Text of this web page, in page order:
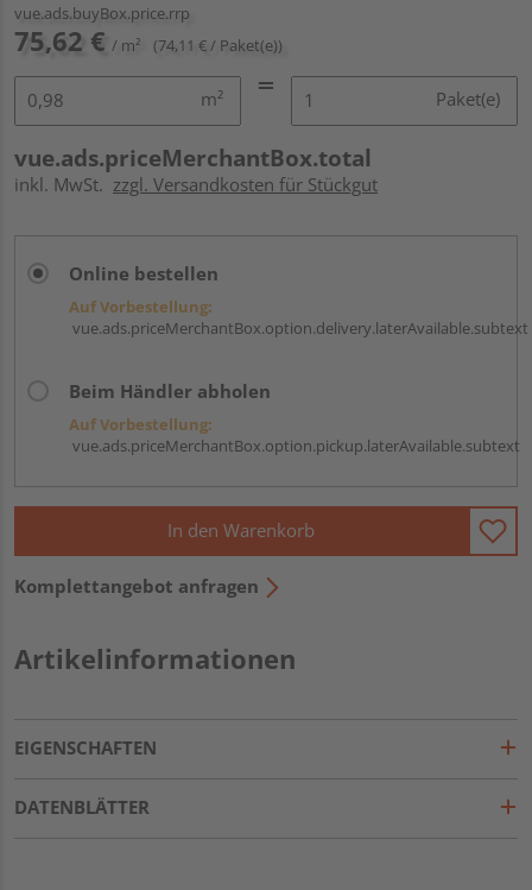
vue.ads.buyBox.price.rrp
75,62 € / m² (74,11 € / Paket(e))
m² Paket(e)
vue.ads.priceMerchantBox.total
inkl. MwSt. zzgl. Versandkosten für Stückgut
Online bestellen
Auf Vorbestellung:
vue.ads.priceMerchantBox.option.delivery.laterAvailable.subtext
Beim Händler abholen
Auf Vorbestellung:
vue.ads.priceMerchantBox.option.pickup.laterAvailable.subtext
In den Warenkorb
Komplettangebot anfragen
Artikelinformationen
EIGENSCHAFTEN
DATENBLÄTTER